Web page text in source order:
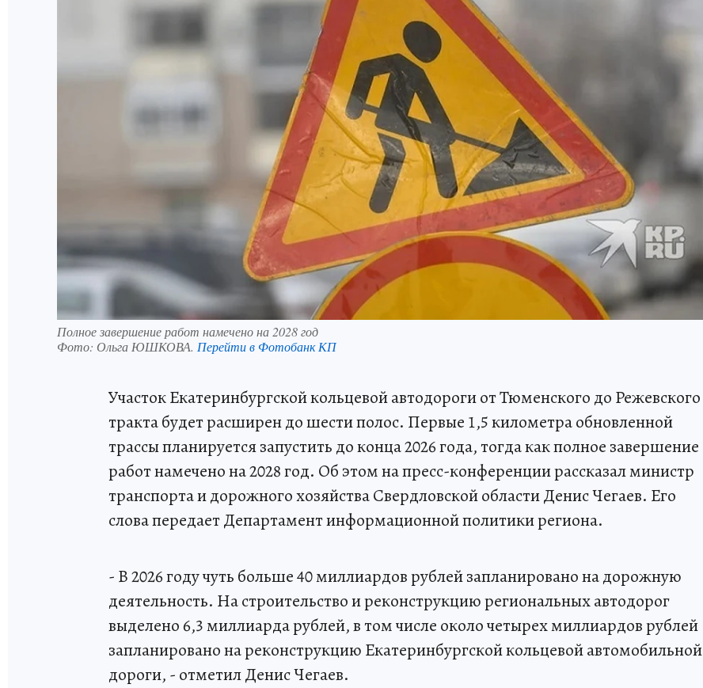
Полное завершение работ намечено на 2028 год
Фото: Ольга ЮШКОВА. Перейти в Фотобанк КП
Участок Екатеринбургской кольцевой автодороги от Тюменского до Режевского
тракта будет расширен до шести полос. Первые 1,5 километра обновленной
трассы планируется запустить до конца 2026 года, тогда как полное завершение
работ намечено на 2028 год. Об этом на пресс-конференции рассказал министр
транспорта и дорожного хозяйства Свердловской области Денис Чегаев. Его
слова передает Департамент информационной политики региона.
- В 2026 году чуть больше 40 миллиардов рублей запланировано на дорожную
деятельность. На строительство и реконструкцию региональных автодорог
выделено 6,3 миллиарда рублей, в том числе около четырех миллиардов рублей
запланировано на реконструкцию Екатеринбургской кольцевой автомобильной
дороги, - отметил Денис Чегаев.